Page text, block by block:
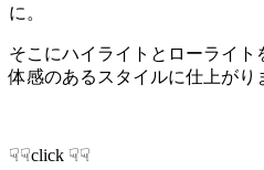
に。
そこにハイライトとローライト
体感のあるスタイルに仕上がり
☟☟click ☟☟